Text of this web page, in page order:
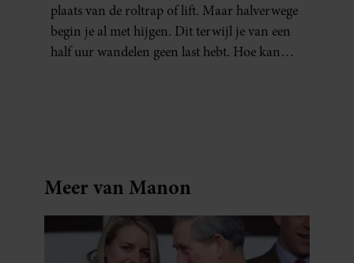
plaats van de roltrap of lift. Maar halverwege
begin je al met hijgen. Dit terwijl je van een
half uur wandelen geen last hebt. Hoe kan
Meer van Manon